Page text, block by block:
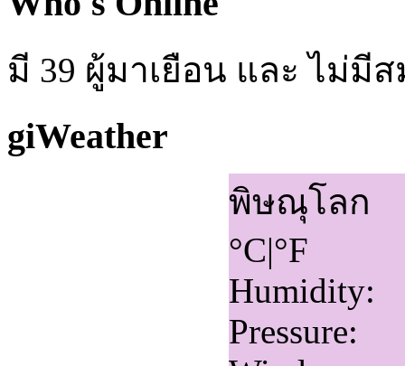
มี 39 ผู้มาเยือน และ ไม่มี
giWeather
พิษณุโลก
°C|°F
Humidity:
Pressure: